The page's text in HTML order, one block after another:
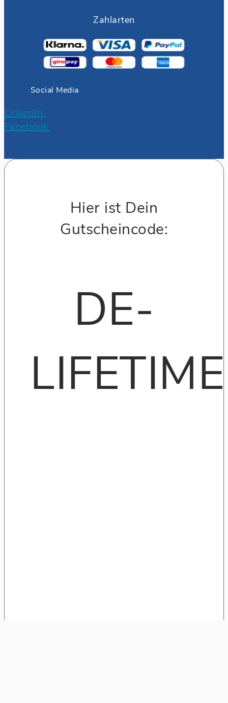
Zahlarten
Social Media
Linkedin
Facebook
Hier ist Dein
Gutscheincode:
DE-
LIFETIME